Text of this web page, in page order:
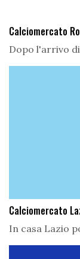
Calciomercato
Dopo l'arrivo
Calciomercato
In casa Lazio